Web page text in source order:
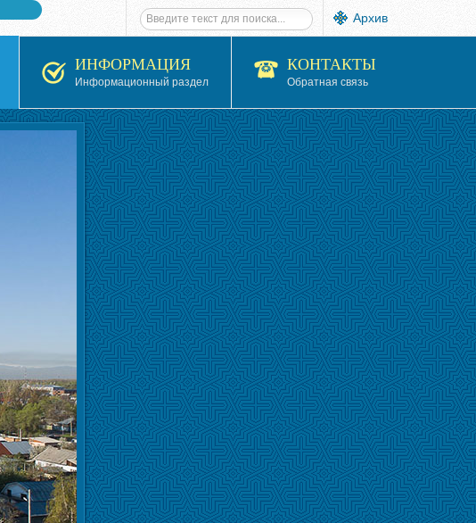
Архив
ИНФОРМАЦИЯ
Информационный раздел
КОНТАКТЫ
Обратная связь